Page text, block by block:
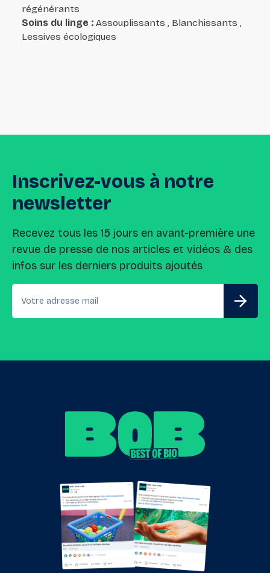
régénérants
Soins du linge : Assouplissants , Blanchissants ,
Lessives écologiques
Inscrivez-vous à notre
newsletter
Recevez tous les 15 jours en avant-première une
revue de presse de nos articles et vidéos & des
infos sur les derniers produits ajoutés